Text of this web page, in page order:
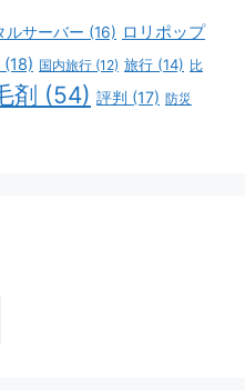
ルサーバー (16) ロリポップ
(18) 国内旅行 (12) 旅行 (14) 比
剤 (54) 評判 (17) 防災